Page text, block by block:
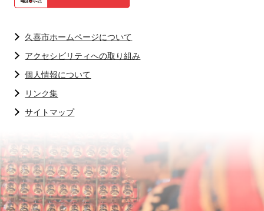
久喜市ホームページについて
アクセシビリティへの取り組み
個人情報について
リンク集
サイトマップ